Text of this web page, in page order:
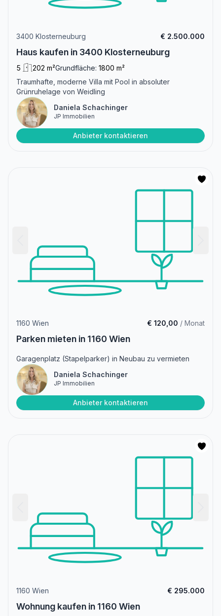
3400 Klosterneuburg € 2.500.000
Haus kaufen in 3400 Klosterneuburg
5 202 m²Grundfläche: 1800 m²
Traumhafte, moderne Villa mit Pool in absoluter
Grünruhelage von Weidling
Daniela Schachinger
JP Immobilien
Anbieter kontaktieren
1160 Wien € 120,00 / Monat
Parken mieten in 1160 Wien
Garagenplatz (Stapelparker) in Neubau zu vermieten
Daniela Schachinger
JP Immobilien
Anbieter kontaktieren
1160 Wien € 295.000
Wohnung kaufen in 1160 Wien